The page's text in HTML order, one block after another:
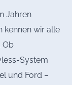
Jahren
kennen wir alle
Ob
System
und Ford –